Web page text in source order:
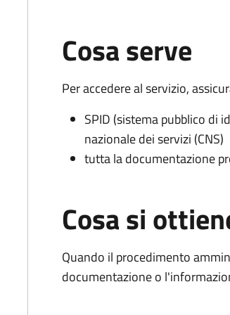
Cosa serve
Per accedere al servizio,
SPID (sistema pubblico di
nazionale dei servizi (CNS)
tutta la documentazione
Cosa si
Quando il procedimento
documentazione o